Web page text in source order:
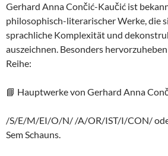
Gerhard Anna Cončić-Kaučić ist
philosophisch-literarischer Werke, die
sprachliche Komplexität und
auszeichnen. Besonders
Reihe:
📘 Hauptwerke von Gerhard Anna
/S/E/M/EI/O/N/ /A/OR/IST/I/CON/
Sem Schauns.